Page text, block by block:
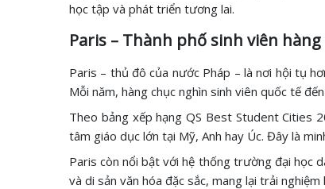
học tập và phát triển tương lai.
Paris – Thành phố sinh viên
Paris – thủ đô của nước Pháp – là nơi hội tụ
Mỗi năm, hàng chục nghìn sinh viên quốc tế
Theo bảng xếp hạng QS Best Student Cities
tâm giáo dục lớn tại Mỹ, Anh hay Úc. Đây là
Paris còn nổi bật với hệ thống trường đại học
và di sản văn hóa đặc sắc, mang lại trải